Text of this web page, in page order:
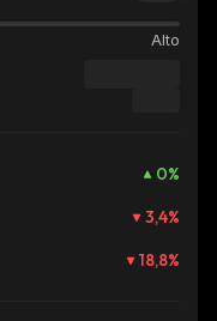
Alto
0%
3,4%
18,8%